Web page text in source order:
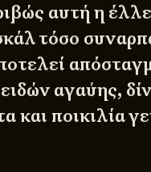
αυτή η
τόσο
αγαύης,
και ποικιλία